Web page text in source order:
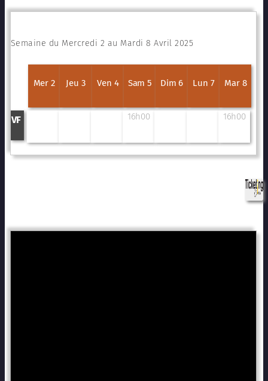
Semaine du Mercredi 2 au Mardi 8 Avril 2025
Mer 2 Jeu 3 Ven 4 Sam 5 Dim 6 Lun 7 Mar 8
VF 16h00 16h00